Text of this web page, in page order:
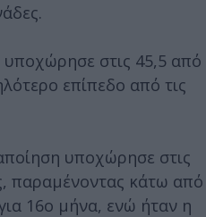
στις 45,5 από
επίπεδο από τις
υποχώρησε στις
παραμένοντας κάτω από
16ο μήνα, ενώ ήταν η